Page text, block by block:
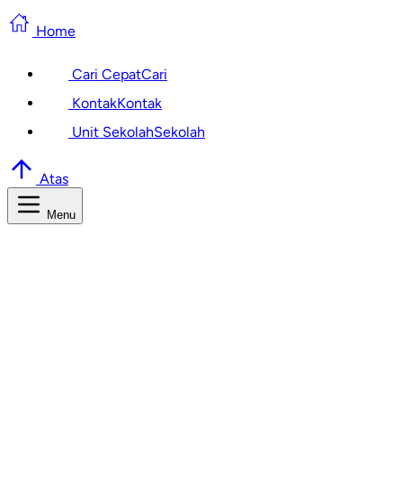
Home
Cari CepatCari
KontakKontak
Unit SekolahSekolah
Atas
Menu